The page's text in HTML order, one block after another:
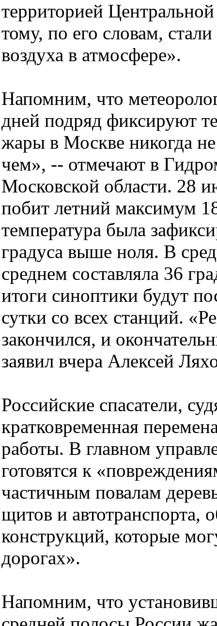
территорией
тому, по его словам,
воздуха в атмосфере».
Напомним, что
дней подряд фиксируют
жары в Москве никогда
чем», -- отмечают в
Московской области. 28
побит летний максимум
температура была
градуса выше ноля. В
среднем составляла 36
итоги синоптики будут
сутки со всех станций.
закончился, и
заявил вчера Алексей
Российские спасатели,
кратковременная
работы. В главном
готовятся к
частичным повалам
щитов и автотранспорта,
конструкций, которые
дорогах».
Напомним, что